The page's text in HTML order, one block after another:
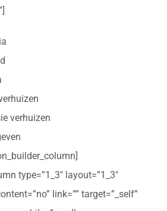
verhuizen
type=”1_3″ layout=”1_3″
link=”” target=”_self”